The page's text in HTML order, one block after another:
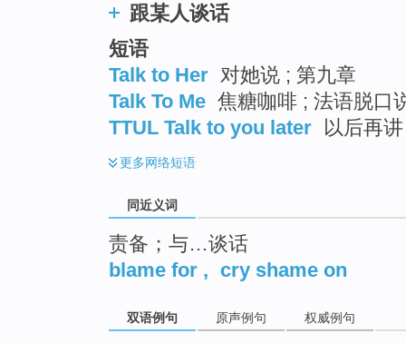
跟某人谈话
短语
Talk to Her 对她说 ; 第九章
Talk To Me 焦糖咖啡 ; 法语脱口
TTUL Talk to you later
以后再
更多网络短语
同近义词
责备；与…谈话
blame for , cry shame on
双语例句 原声例句 权威例句